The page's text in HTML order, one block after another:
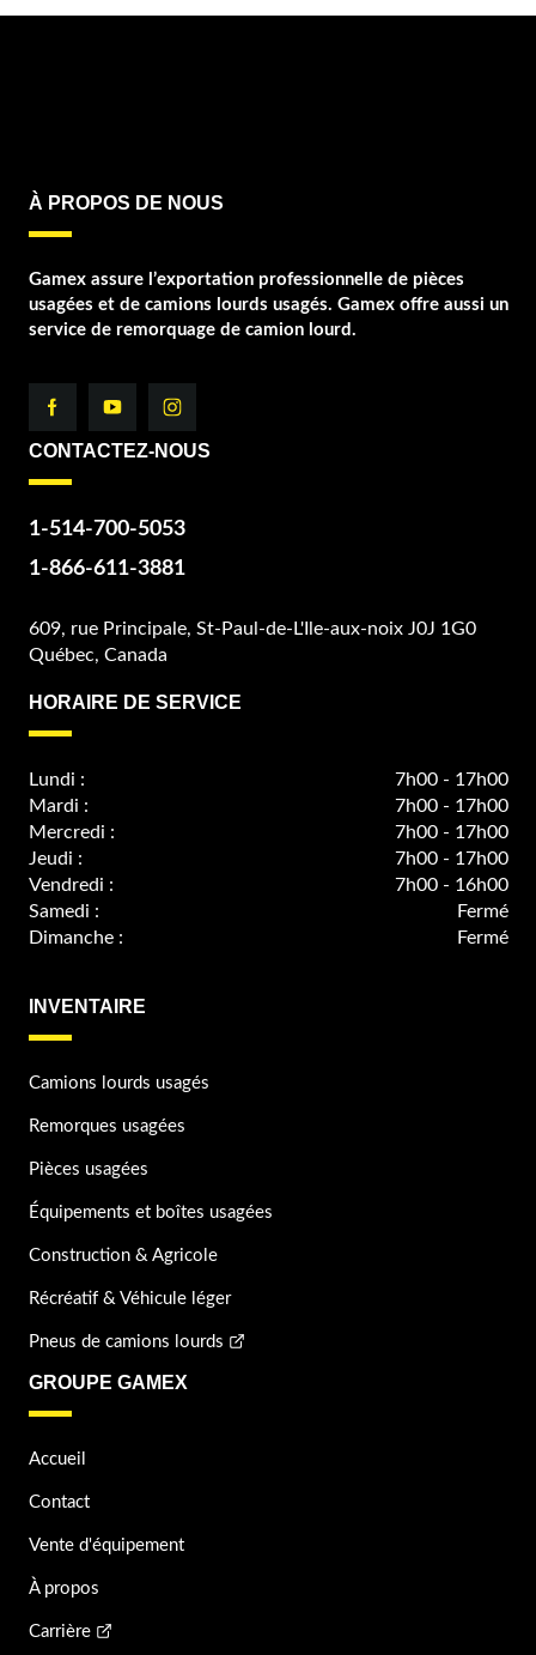
À PROPOS DE NOUS
Gamex assure l’exportation professionnelle de pièces
usagées et de camions lourds usagés. Gamex offre aussi un
service de remorquage de camion lourd.
CONTACTEZ-NOUS
1-514-700-5053
1-866-611-3881
609, rue Principale, St-Paul-de-L'Ile-aux-noix J0J 1G0
Québec, Canada
HORAIRE DE SERVICE
Lundi :
7h00 - 17h00
Mardi :
7h00 - 17h00
Mercredi :
7h00 - 17h00
Jeudi :
7h00 - 17h00
Vendredi :
7h00 - 16h00
Samedi :
Fermé
Dimanche :
Fermé
INVENTAIRE
Camions lourds usagés
Remorques usagées
Pièces usagées
Équipements et boîtes usagées
Construction & Agricole
Récréatif & Véhicule léger
Pneus de camions lourds
GROUPE GAMEX
Accueil
Contact
Vente d'équipement
À propos
Carrière